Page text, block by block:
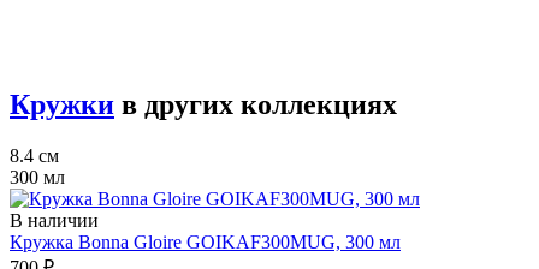
Кружки в других коллекциях
8.4 см
300 мл
В наличии
Кружка Bonna Gloire GOIKAF300MUG, 300 мл